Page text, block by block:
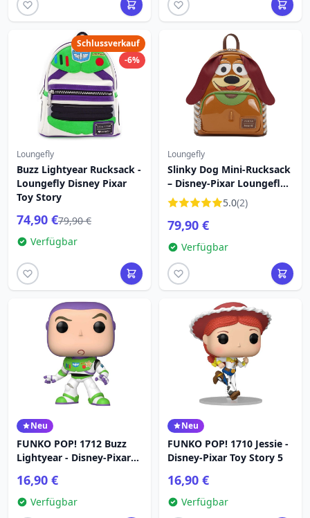
Schlussverkauf
-6%
Loungefly
Buzz Lightyear Rucksack -
Loungefly Disney Pixar
Toy Story
74,90 €79,90 €
Verfügbar
Loungefly
Slinky Dog Mini-Rucksack
– Disney-Pixar Loungefly
Toy Story
5.0(2)
79,90 €
Verfügbar
Neu
FUNKO POP! 1712 Buzz
Lightyear - Disney-Pixar
16,90 €
Verfügbar
Neu
FUNKO POP! 1710 Jessie -
Disney-Pixar Toy Story 5
16,90 €
Verfügbar